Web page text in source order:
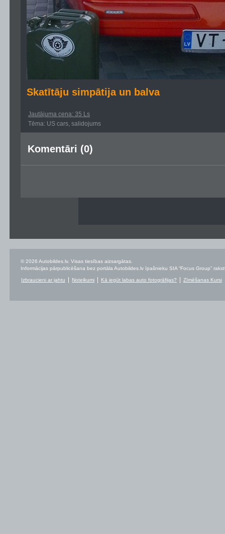
Skatītāju simpātija un balva
Jautājuma cena: 35 Ls
Tēma: US cars, salidojums
Komentāri (0)
© 2026 Autobildes.lv. Visas tiesības aizsargātas.
Informācijas pārpublicēšana bez portāla Autobildes.lv īpašnieku SIA “Focus Group”
Izbraucieni ar jahtu Noteikumi Kā iegūt labas auto fotogrāfijas? Zīmēšanas Kursi